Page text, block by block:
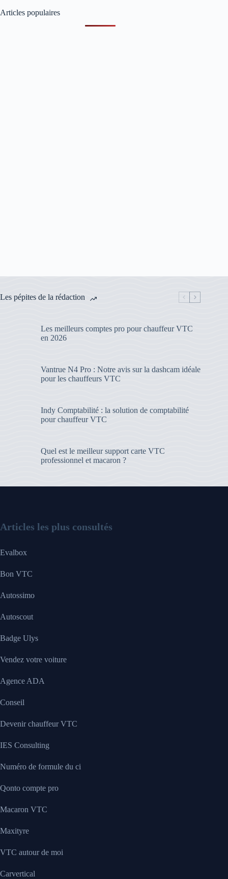
Articles populaires
Les pépites de la rédaction
Les meilleurs comptes pro pour chauffeur VTC
en 2026
Vantrue N4 Pro : Notre avis sur la dashcam idéale
pour les chauffeurs VTC
Indy Comptabilité : la solution de comptabilité
pour chauffeur VTC
Quel est le meilleur support carte VTC
professionnel et macaron ?
Articles les plus consultés
Evalbox
Bon VTC
Autossimo
Autoscout
Badge Ulys
Vendez votre voiture
Agence ADA
Conseil
Devenir chauffeur VTC
IES Consulting
Numéro de formule du ci
Qonto compte pro
Macaron VTC
Maxityre
VTC autour de moi
Carvertical